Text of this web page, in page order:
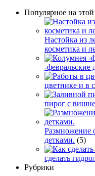
Популярное на этой
Настойка из
косметика и
-февральские
цветнике и в
пирог с
Размножение
детками. (5)
сделать
Рубрики